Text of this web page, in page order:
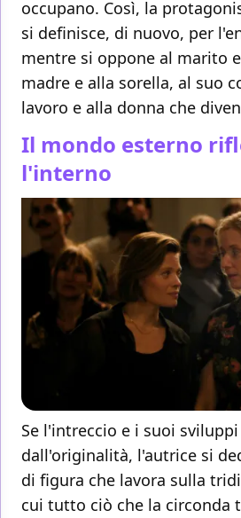
occupano. Così, la
si definisce, di nuovo, per
mentre si oppone al marito
madre e alla sorella, al suo
lavoro e alla donna che
Il mondo esterno
l'interno
Se l'intreccio e i suoi
dall'originalità, l'autrice si
di figura che lavora sulla
cui tutto ciò che la circonda